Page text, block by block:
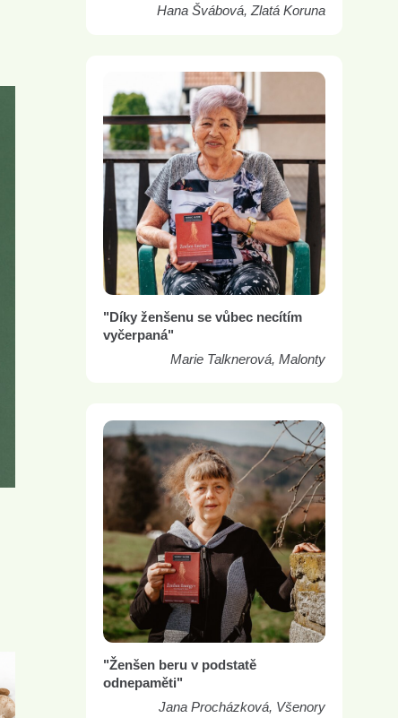
Hana Švábová, Zlatá Koruna
"Díky ženšenu se vůbec necítím
vyčerpaná"
Marie Talknerová, Malonty
"Ženšen beru v podstatě
odnepaměti"
Jana Procházková, Všenory